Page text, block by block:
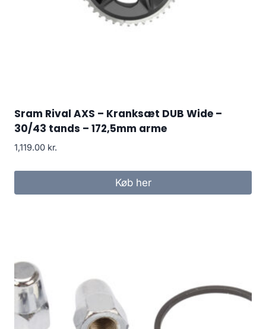
Sram Rival AXS – Kranksæt DUB Wide –
30/43 tands – 172,5mm arme
1,119.00 kr.
Køb her